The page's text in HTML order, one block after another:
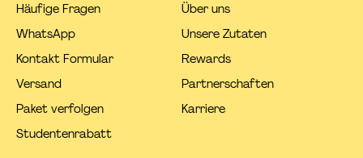
Häufige Fragen
WhatsApp
Kontakt Formular
Versand
Paket verfolgen
Studentenrabatt
Über uns
Unsere Zutaten
Rewards
Partnerschaften
Karriere